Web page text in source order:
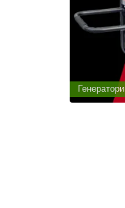
Генератори